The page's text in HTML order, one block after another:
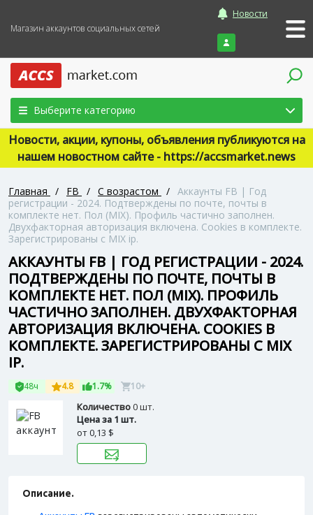
Магазин аккаунтов социальных сетей
Новости
Войти
Выберите категорию
Новости, акции, купоны, объявления публикуются на
нашем новостном сайте - https://accsmarket.news
Главная / FB / С возрастом / Аккаунты FB | Год
регистрации - 2024. Подтверждены по почте, почты в
комплекте нет. Пол (MIX). Профиль частично заполнен.
Двухфакторная авторизация включена. Cookies в комплекте.
Зарегистрированы с MIX ip.
АККАУНТЫ FB | ГОД РЕГИСТРАЦИИ - 2024.
ПОДТВЕРЖДЕНЫ ПО ПОЧТЕ, ПОЧТЫ В
КОМПЛЕКТЕ НЕТ. ПОЛ (MIX). ПРОФИЛЬ
ЧАСТИЧНО ЗАПОЛНЕН. ДВУХФАКТОРНАЯ
АВТОРИЗАЦИЯ ВКЛЮЧЕНА. COOKIES В
КОМПЛЕКТЕ. ЗАРЕГИСТРИРОВАНЫ С MIX
IP.
48ч 4.8 1.7% 10+
Количество0 шт.
Цена за 1 шт.
от0,13 $
Описание.